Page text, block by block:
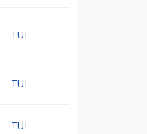
TUI
TUI
TUI